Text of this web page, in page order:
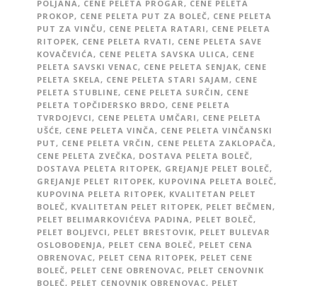
POLJANA, CENE PELETA PROGAR, CENE PELETA
PROKOP, CENE PELETA PUT ZA BOLEČ, CENE PELETA
PUT ZA VINČU, CENE PELETA RATARI, CENE PELETA
RITOPEK, CENE PELETA RVATI, CENE PELETA SAVE
KOVAČEVIĆA, CENE PELETA SAVSKA ULICA, CENE
PELETA SAVSKI VENAC, CENE PELETA SENJAK, CENE
PELETA SKELA, CENE PELETA STARI SAJAM, CENE
PELETA STUBLINE, CENE PELETA SURČIN, CENE
PELETA TOPČIDERSKO BRDO, CENE PELETA
TVRDOJEVCI, CENE PELETA UMČARI, CENE PELETA
UŠĆE, CENE PELETA VINČA, CENE PELETA VINČANSKI
PUT, CENE PELETA VRČIN, CENE PELETA ZAKLOPAČA,
CENE PELETA ZVEČKA, DOSTAVA PELETA BOLEČ,
DOSTAVA PELETA RITOPEK, GREJANJE PELET BOLEČ,
GREJANJE PELET RITOPEK, KUPOVINA PELETA BOLEČ,
KUPOVINA PELETA RITOPEK, KVALITETAN PELET
BOLEČ, KVALITETAN PELET RITOPEK, PELET BEČMEN,
PELET BELIMARKOVIĆEVA PADINA, PELET BOLEČ,
PELET BOLJEVCI, PELET BRESTOVIK, PELET BULEVAR
OSLOBOĐENJA, PELET CENA BOLEČ, PELET CENA
OBRENOVAC, PELET CENA RITOPEK, PELET CENE
BOLEČ, PELET CENE OBRENOVAC, PELET CENOVNIK
BOLEČ, PELET CENOVNIK OBRENOVAC, PELET